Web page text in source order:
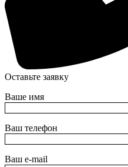
Оставьте заявку
Ваше имя
Ваш телефон
Ваш e-mail